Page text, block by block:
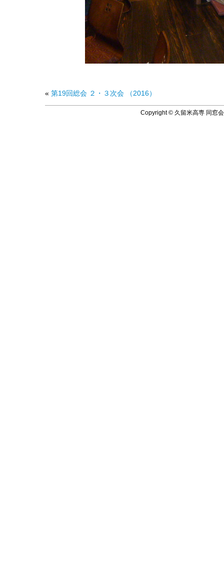
« 第19回総会 ２・３次会 （2016）
Copyright © 久留米高専 同窓